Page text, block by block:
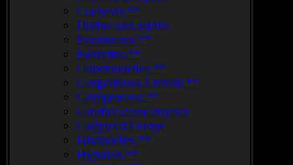
Cochevis.**
Durbec.des.sapins
Etourneaux.**
Fauvettes.**
Gobemouches.**
Gorgebleues.à.miroir.**
Grimpereaux.**
Grosbec.casse.noyaux
Guêpier.d'Europe
Hirondelles.**
Hypolaïs.**